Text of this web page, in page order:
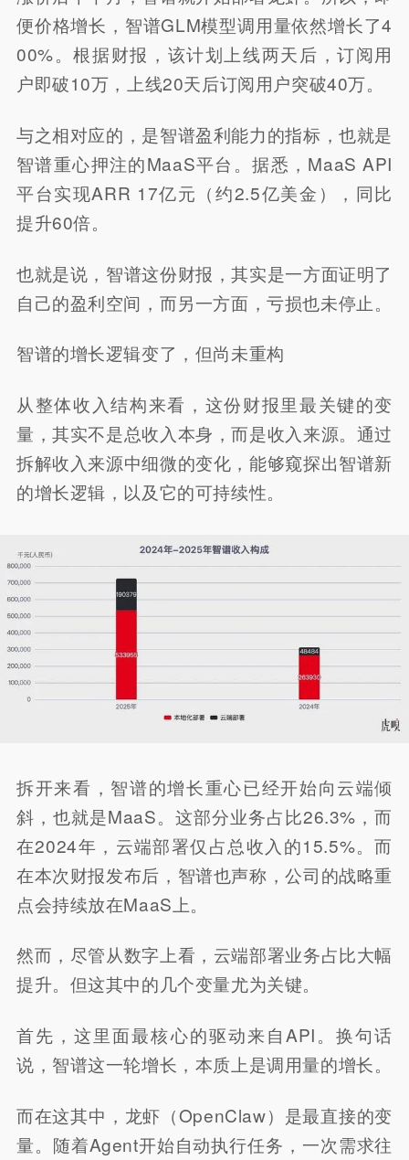
便价格增长，智谱GLM模型调用量依然增长了4
00%。根据财报，该计划上线两天后，订阅用
户即破10万，上线20天后订阅用户突破40万。
与之相对应的，是智谱盈利能力的指标，也就是
智谱重心押注的MaaS平台。据悉，MaaS API
平台实现ARR 17亿元（约2.5亿美金），同比
提升60倍。
也就是说，智谱这份财报，其实是一方面证明了
自己的盈利空间，而另一方面，亏损也未停止。
智谱的增长逻辑变了，但尚未重构
从整体收入结构来看，这份财报里最关键的变
量，其实不是总收入本身，而是收入来源。通过
拆解收入来源中细微的变化，能够窥探出智谱新
的增长逻辑，以及它的可持续性。
拆开来看，智谱的增长重心已经开始向云端倾
斜，也就是MaaS。这部分业务占比26.3%，而
在2024年，云端部署仅占总收入的15.5%。而
在本次财报发布后，智谱也声称，公司的战略重
点会持续放在MaaS上。
然而，尽管从数字上看，云端部署业务占比大幅
提升。但这其中的几个变量尤为关键。
首先，这里面最核心的驱动来自API。换句话
说，智谱这一轮增长，本质上是调用量的增长。
而在这其中，龙虾（OpenClaw）是最直接的变
量。随着Agent开始自动执行任务，一次需求往